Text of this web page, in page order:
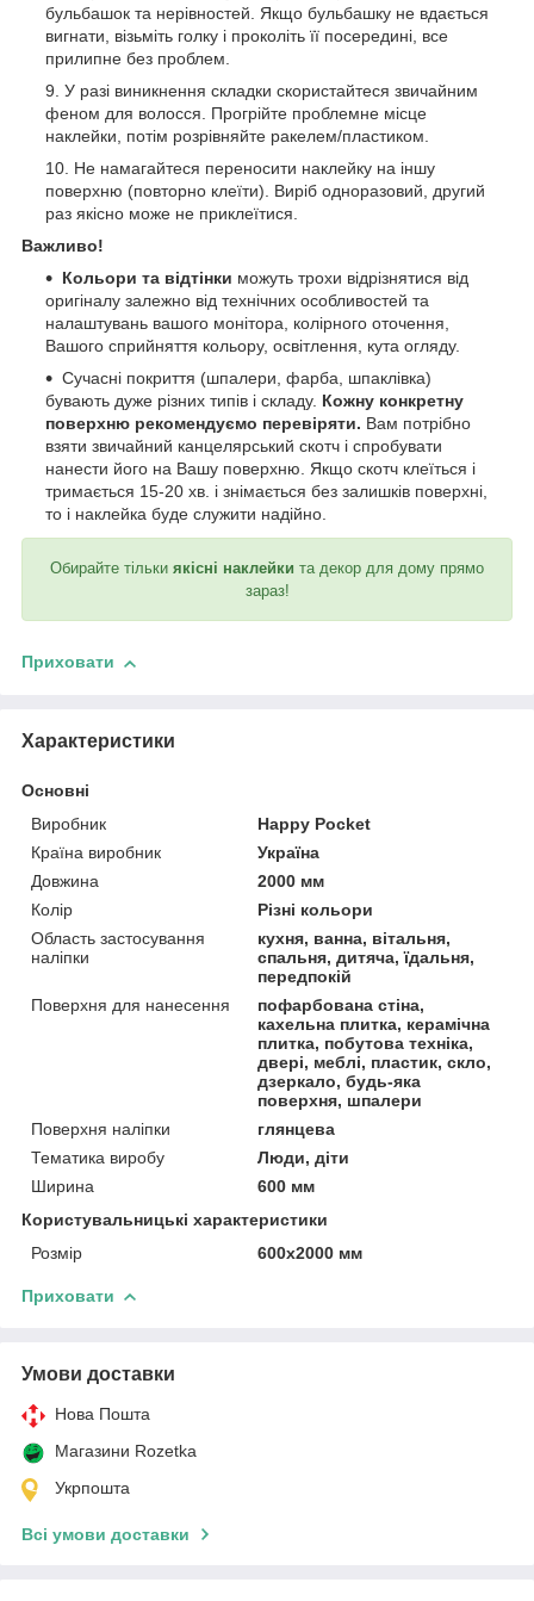
бульбашок та нерівностей. Якщо бульбашку не вдається
вигнати, візьміть голку і проколіть її посередині, все
прилипне без проблем.
У разі виникнення складки скористайтеся звичайним
феном для волосся. Прогрійте проблемне місце
наклейки, потім розрівняйте ракелем/пластиком.
Не намагайтеся переносити наклейку на іншу
поверхню (повторно клеїти). Виріб одноразовий, другий
раз якісно може не приклеїтися.
Важливо!
Кольори та відтінки можуть трохи відрізнятися від
оригіналу залежно від технічних особливостей та
налаштувань вашого монітора, колірного оточення,
Вашого сприйняття кольору, освітлення, кута огляду.
Сучасні покриття (шпалери, фарба, шпаклівка)
бувають дуже різних типів і складу. Кожну конкретну
поверхню рекомендуємо перевіряти. Вам потрібно
взяти звичайний канцелярський скотч і спробувати
нанести його на Вашу поверхню. Якщо скотч клеїться і
тримається 15-20 хв. і знімається без залишків поверхні,
то і наклейка буде служити надійно.
Обирайте тільки якісні наклейки та декор для дому прямо
зараз!
Приховати
Характеристики
Основні
Виробник
Happy Pocket
Країна виробник
Україна
Довжина
2000 мм
Колір
Різні кольори
Область застосування
наліпки
кухня, ванна, вітальня,
спальня, дитяча, їдальня,
передпокій
Поверхня для нанесення
пофарбована стіна,
кахельна плитка, керамічна
плитка, побутова техніка,
двері, меблі, пластик, скло,
дзеркало, будь-яка
поверхня, шпалери
Поверхня наліпки
глянцева
Тематика виробу
Люди, діти
Ширина
600 мм
Користувальницькі характеристики
Розмір
600х2000 мм
Приховати
Умови доставки
Нова Пошта
Магазини Rozetka
Укрпошта
Всі умови доставки